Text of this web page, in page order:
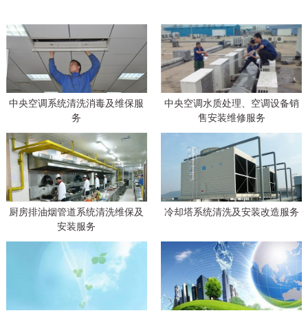
中央空调系统清洗消毒及维保服
务
中央空调水质处理、空调设备销
售安装维修服务
厨房排油烟管道系统清洗维保及
安装服务
冷却塔系统清洗及安装改造服务